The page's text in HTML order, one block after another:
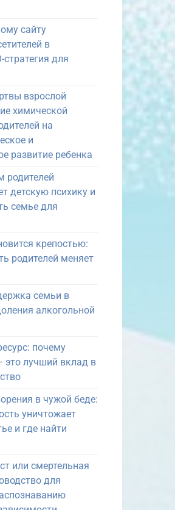
сайту
в
стратегия для
взрослой
химической
на
и
развитие ребенка
родителей
детскую психику и
семье для
крепостью:
родителей меняет
семьи в
алкогольной
почему
это лучший вклад в
в чужой беде:
уничтожает
и где найти
или смертельная
для